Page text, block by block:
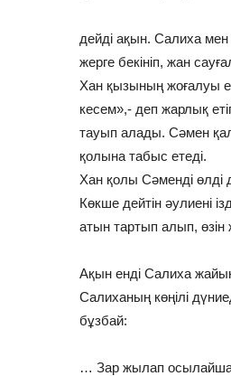
дейді ақын. Салиха
жерге бекініп, жан
Хан қызының жоғалуы
кесем»,- деп жарлық
тауып алады. Сәмен
қолына табыс етеді.
Хан қолы Сәменді
Көкше дейтін әулиені
атын тартып алып,
Ақын енді Салиха
Салиханың көңілі
бұзбай:
… Зар жылап